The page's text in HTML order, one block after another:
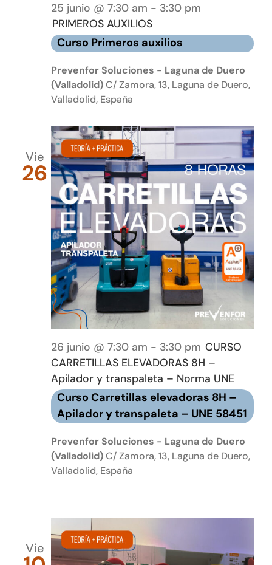
25 junio @ 7:30 am - 3:30 pm
PRIMEROS AUXILIOS
Curso Primeros auxilios
Prevenfor Soluciones - Laguna de Duero
(Valladolid)C/ Zamora, 13, Laguna de Duero,
Valladolid, España
Vie
26
26 junio @ 7:30 am - 3:30 pm CURSO
CARRETILLAS ELEVADORAS 8H –
Apilador y transpaleta – Norma UNE
Curso Carretillas elevadoras 8H –
Apilador y transpaleta – UNE 58451
Prevenfor Soluciones - Laguna de Duero
(Valladolid)C/ Zamora, 13, Laguna de Duero,
Valladolid, España
Vie